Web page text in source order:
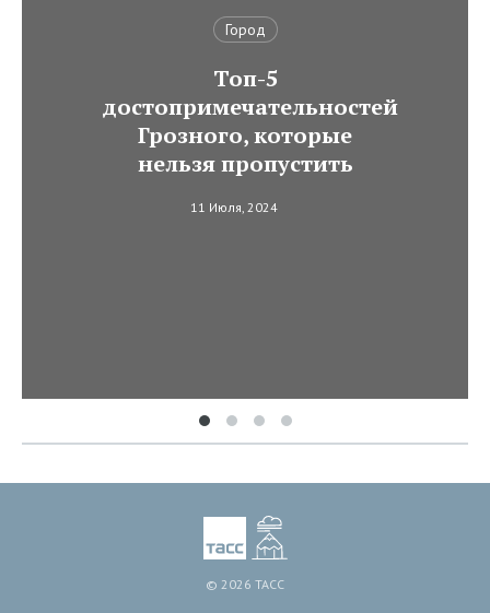
Город
Топ-5
достопримечательностей
Грозного, которые
нельзя пропустить
11 Июля, 2024
© 2026 ТАСС